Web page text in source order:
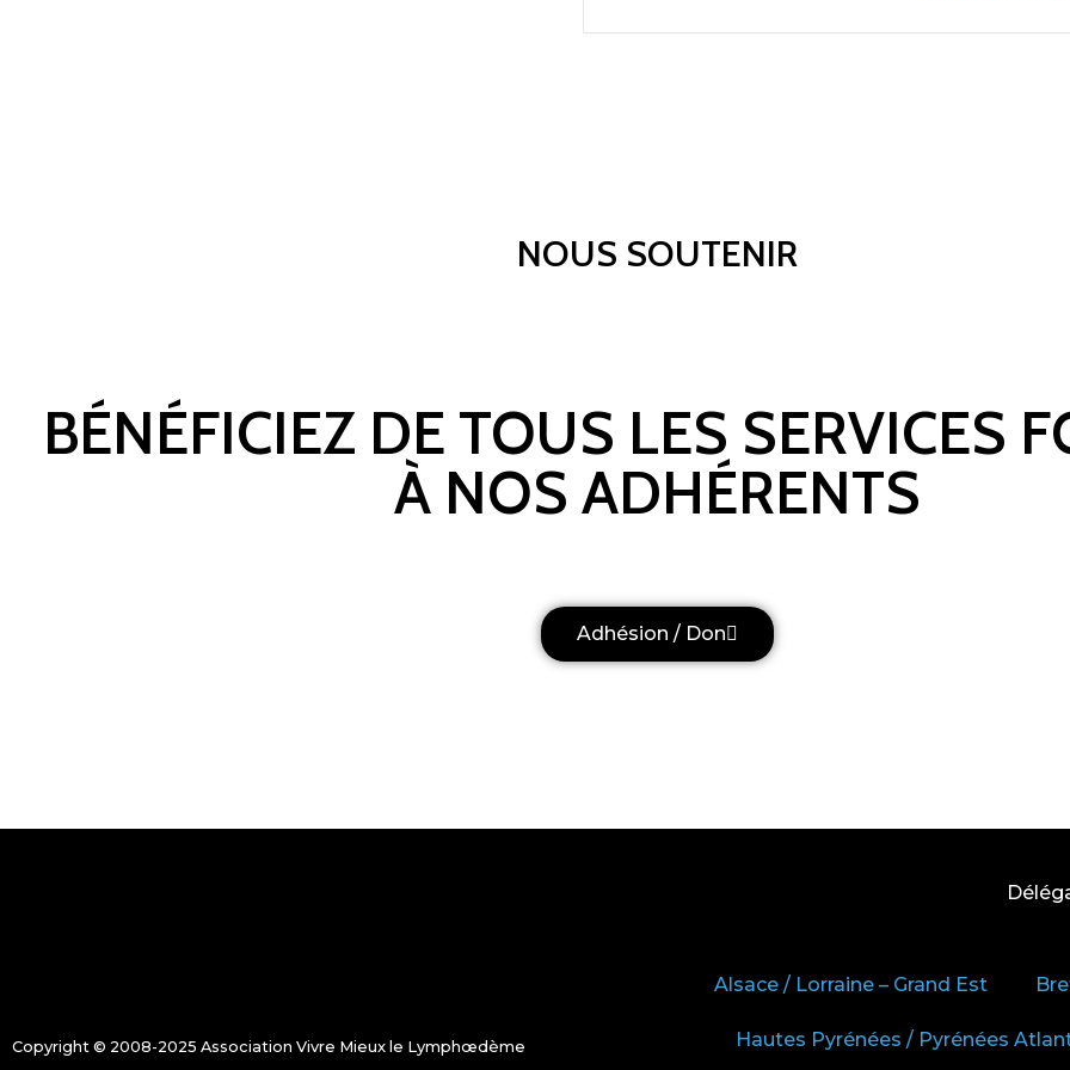
NOUS SOUTENIR
BÉNÉFICIEZ DE TOUS LES SERVICES
À NOS ADHÉRENTS
Adhésion / Don
Copyright © 2008-2025 Association Vivre Mieux le Lymphœdème
Alsace / Lorraine – Grand Est
Hautes Pyrénées / Pyrénées